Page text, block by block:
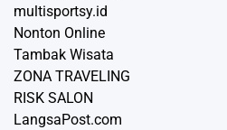
multisportsy.id
Nonton Online
Tambak Wisata
ZONA TRAVELING
RISK SALON
LangsaPost.com